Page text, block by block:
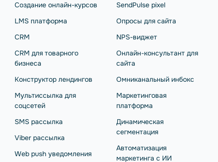
Создание онлайн-курсов
LMS платформа
CRM
CRM для товарного
бизнеса
Конструктор лендингов
Мультиссылка для
соцсетей
SMS рассылка
Viber рассылка
Web push уведомления
SendPulse pixel
Опросы для сайта
NPS-виджет
Онлайн-консультант для
сайта
Омниканальный инбокс
Маркетинговая
платформа
Динамическая
сегментация
Автоматизация
маркетинга с ИИ